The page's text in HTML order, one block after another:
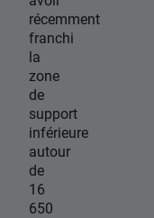
récemment
franchi
la
zone
de
support
inférieure
autour
de
16
650